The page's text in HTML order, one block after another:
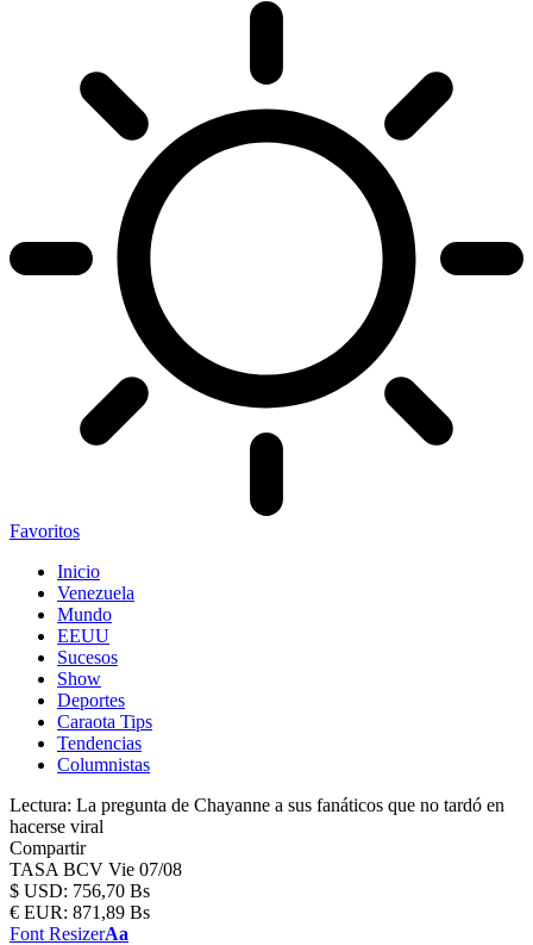
Favoritos
Inicio
Venezuela
Mundo
EEUU
Sucesos
Show
Deportes
Caraota Tips
Tendencias
Columnistas
Lectura: La pregunta de Chayanne a sus fanáticos que no tardó en
hacerse viral
Compartir
TASA BCV Vie 07/08
$ USD: 756,70 Bs
€ EUR: 871,89 Bs
Font ResizerAa